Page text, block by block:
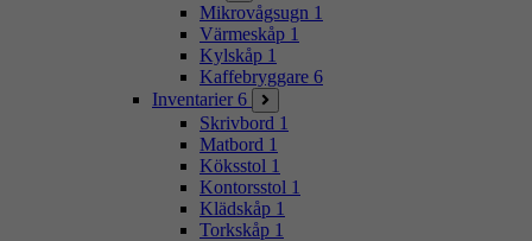
Mikrovågsugn 1
Värmeskåp 1
Kylskåp 1
Kaffebryggare 6
Inventarier 6
Skrivbord 1
Matbord 1
Köksstol 1
Kontorsstol 1
Klädskåp 1
Torkskåp 1